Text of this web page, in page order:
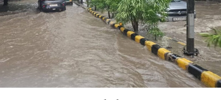
ہے۔ یہ ایجنسی دونوں راستوں پر تعمیراتی کام کرے گی۔
دونوں راستوں پر سول کام کے لیے منتخب کردہ ایجنسی لارسن
اینڈ ٹوبرو (L&T) ہے۔ سول ورک کی تخمینہ لاگت 1,200 کروڑ
ہے۔اس لائن پر آٹھ اسٹیشن بنائے جائیں گے۔ ان میں
سیکٹر-38A بوٹینیکل گارڈن، سیکٹر-44، نوئیڈا آفس، سیکٹر-96،
سیکٹر-97، سیکٹر-105، سیکٹر-108، سیکٹر-93، اور پنچشیل
بوائز انٹر کالج شامل ہوں گے۔